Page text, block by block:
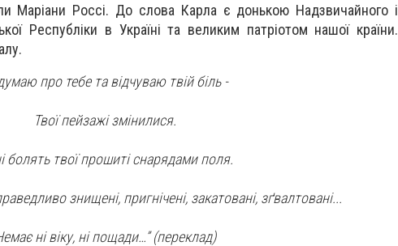
Маріани Россі. До слова Карла є донькою Надзвичайного і
Республіки в Україні та великим патріотом нашої країни.
про тебе та відчуваю твій біль -
Твої пейзажі змінилися.
болять твої прошиті снарядами поля.
знищені, пригнічені, закатовані, зґвалтовані...
ні віку, ні пощади…” (переклад)